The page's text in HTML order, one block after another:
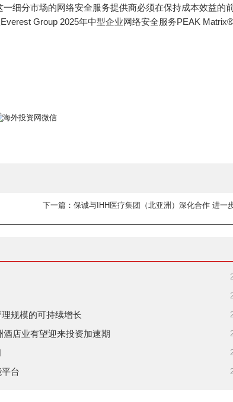
细分市场的网络安全服务提供商必须在保持成本效益的
Group 2025年中型企业网络安全服务PEAK
规模的可持续增长
店业有望迎来投资加速期
台